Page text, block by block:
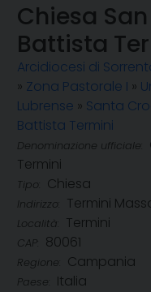
Chiesa
Battista
Arcidiocesi di
» Zona Pastorale I »
Lubrense » Santa
Battista Termini
Denominazione ufficiale:
Termini
Tipo: Chiesa
Indirizzo: Termini
Località: Termini
CAP: 80061
Regione: Campania
Paese: Italia